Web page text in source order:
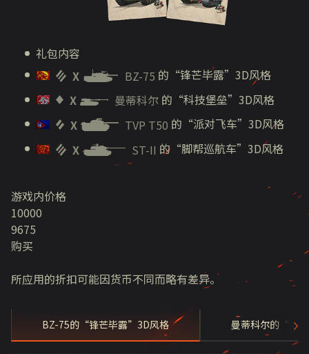
礼包内容
X
BZ-75 的“锋芒毕露”3D风格
X
曼蒂科尔 的“科技堡垒”3D风格
X
TVP T50 的“派对飞车”3D风格
X
ST-II 的“脚帮巡航车”3D风格
游戏内价格
10000
9675
购买
所应用的折扣可能因货币不同而略有差异。
BZ-75的“锋芒毕露”3D风格 曼蒂科尔的“科